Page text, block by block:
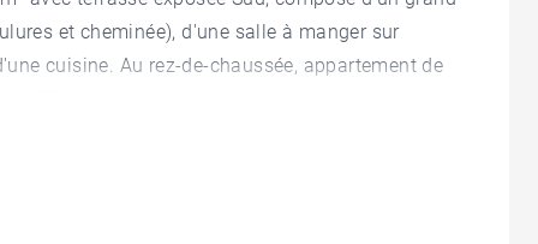
et cheminée), d'une salle à manger sur
cuisine. Au rez-de-chaussée, appartement de